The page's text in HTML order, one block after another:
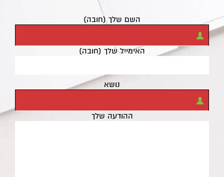
השם שלך (חובה)
האימייל שלך (חובה)
נושא
ההודעה שלך